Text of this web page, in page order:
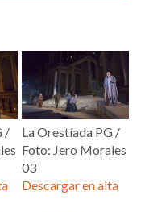
/
La Orestíada PG /
Foto: Jero Morales
03
Descargar en alta